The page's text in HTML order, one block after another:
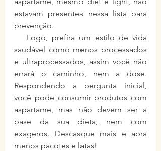
estavam presentes nessa lista para
prevenção.
saudável como menos processados
e ultraprocessados, assim você não
errará o caminho, nem a dose.
Respondendo a pergunta inicial,
você pode consumir produtos com
aspartame, mas não devem ser a
base da sua dieta, nem com
exageros. Descasque mais e abra
menos pacotes e latas!